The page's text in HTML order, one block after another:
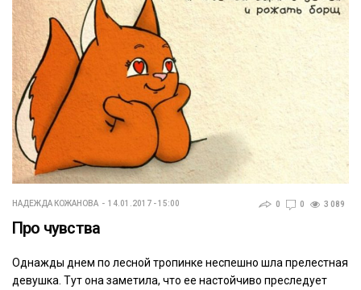
НАДЕЖДА КОЖАНОВА 14.01.2017 - 15:00 0 0 3 089
Про чувства
Однажды днем по лесной тропинке неспешно шла прелестная
девушка. Тут она заметила, что ее настойчиво преследует